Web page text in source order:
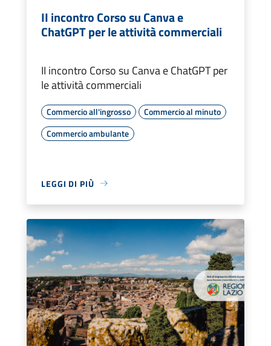
II incontro Corso su Canva e
ChatGPT per le attività commerciali
II incontro Corso su Canva e ChatGPT per
le attività commerciali
Commercio all'ingrosso
Commercio al minuto
Commercio ambulante
LEGGI DI PIÙ